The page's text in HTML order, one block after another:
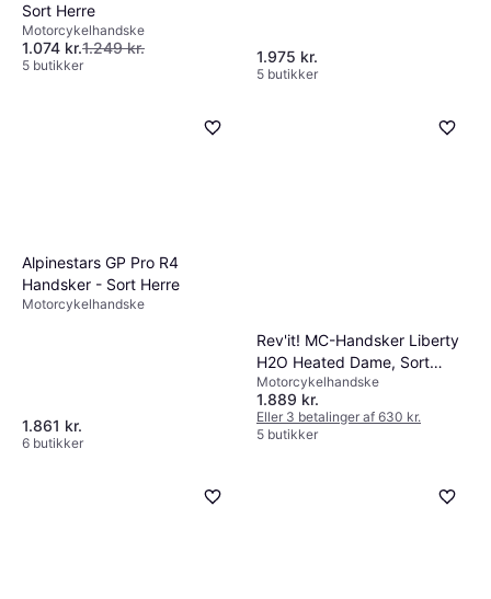
Sort Herre
Motorcykelhandske
1.074 kr.1.249 kr.
5 butikker 1.975 kr.
5 butikker
Alpinestars GP Pro R4
Handsker - Sort Herre
Motorcykelhandske
1.861 kr.
6 butikker
Rev'it! MC-Handsker Liberty
H2O Heated Dame, Sort
Dame
Motorcykelhandske
1.889 kr.
Eller 3 betalinger af 630 kr.
5 butikker